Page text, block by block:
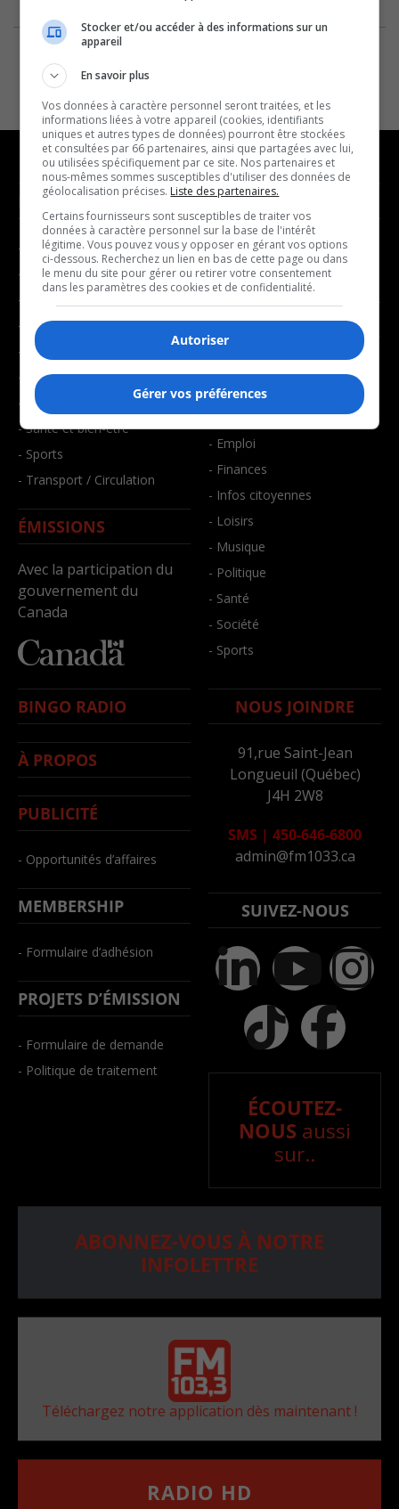
NOUVELLES
- Affaires municipales
- Communauté / Social
- Culture
- Économie
- Éducation
- Environnement
- Faits divers
- Santé et bien-être
- Sports
- Transport / Circulation
ÉMISSIONS
Avec la participation du
gouvernement du
Canada
MUSIQUE
- Décompte franco
- Joué récemment
BALADOS
- Art de vivre
- Bien-être
- Emploi
- Finances
- Infos citoyennes
- Loisirs
- Musique
- Politique
- Santé
- Société
- Sports
BINGO RADIO
À PROPOS
PUBLICITÉ
- Opportunités d’affaires
MEMBERSHIP
- Formulaire d’adhésion
PROJETS D’ÉMISSION
- Formulaire de demande
- Politique de traitement
NOUS JOINDRE
91,rue Saint-Jean
Longueuil (Québec)
J4H 2W8
SMS | 450-646-6800
admin@fm1033.ca
SUIVEZ-NOUS
ÉCOUTEZ-
NOUS aussi
sur..
ABONNEZ-VOUS À NOTRE
INFOLETTRE
Téléchargez notre application dès maintenant !
RADIO HD
Stocker et/ou accéder à des informations sur un
appareil
En savoir plus
Vos données à caractère personnel seront traitées, et les
informations liées à votre appareil (cookies, identifiants
uniques et autres types de données) pourront être stockées
et consultées par 66 partenaires, ainsi que partagées avec lui,
ou utilisées spécifiquement par ce site. Nos partenaires et
nous-mêmes sommes susceptibles d'utiliser des données de
géolocalisation précises. Liste des partenaires.
Certains fournisseurs sont susceptibles de traiter vos
données à caractère personnel sur la base de l'intérêt
légitime. Vous pouvez vous y opposer en gérant vos options
ci-dessous. Recherchez un lien en bas de cette page ou dans
le menu du site pour gérer ou retirer votre consentement
dans les paramètres des cookies et de confidentialité.
Autoriser
Gérer vos préférences